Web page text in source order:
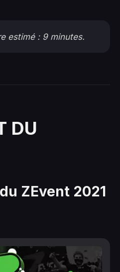
estimé : 9 minutes.
DU
ZEvent 2021